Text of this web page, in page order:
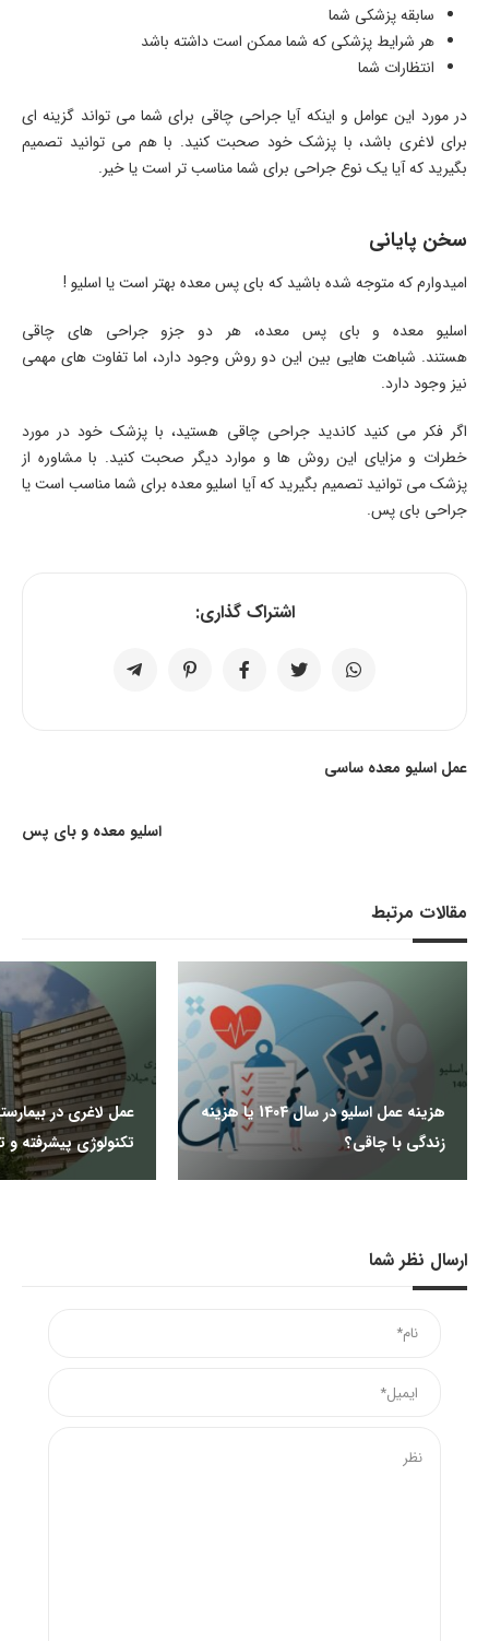
سابقه پزشکی شما
هر شرایط پزشکی که شما ممکن است داشته باشد
انتظارات شما
در مورد این عوامل و اینکه آیا جراحی چاقی برای شما می تواند گزینه ای
برای لاغری باشد، با پزشک خود صحبت کنید. با هم می توانید تصمیم
بگیرید که آیا یک نوع جراحی برای شما مناسب تر است یا خیر.
سخن پایانی
امیدوارم که متوجه شده باشید که بای پس معده بهتر است یا اسلیو !
اسلیو معده و بای پس معده، هر دو جزو جراحی های چاقی
هستند. شباهت هایی بین این دو روش وجود دارد، اما تفاوت های مهمی
نیز وجود دارد.
اگر فکر می کنید کاندید جراحی چاقی هستید، با پزشک خود در مورد
خطرات و مزایای این روش ها و موارد دیگر صحبت کنید. با مشاوره از
پزشک می توانید تصمیم بگیرید که آیا اسلیو معده برای شما مناسب است یا
جراحی بای پس.
اشتراک گذاری:
عمل اسلیو معده ساسی
اسلیو معده و بای پس
مقالات مرتبط
هزینه عمل اسلیو در سال 1404 یا هزینه
زندگی با چاقی؟
عمل لاغری در
تکنولوژی پیشرفته
ارسال نظر شما